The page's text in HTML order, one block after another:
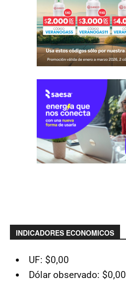
INDICADORES ECONOMICOS
UF: $0,00
Dólar observado: $0,00